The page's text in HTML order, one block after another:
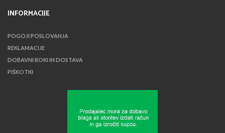
INFORMACIJE
POGOJI POSLOVANJA
REKLAMACIJE
DOBAVNI ROKI IN DOSTAVA
PIŠKOTKI